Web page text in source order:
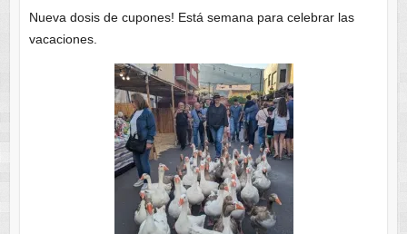
Nueva dosis de cupones! Está semana para celebrar las
vacaciones.